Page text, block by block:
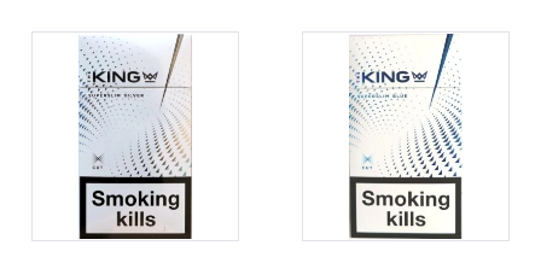
Быстрый просмотр Быстрый просмотр